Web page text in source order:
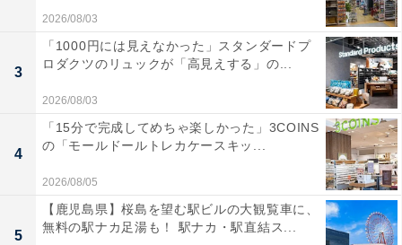
2026/08/03
3
「1000円には見えなかった」スタンダードプ
ロダクツのリュックが「高見えする」の...
2026/08/03
4
「15分で完成してめちゃ楽しかった」3COINS
の「モールドールトレカケースキッ...
2026/08/05
5
【鹿児島県】桜島を望む駅ビルの大観覧車に、
無料の駅ナカ足湯も！ 駅ナカ・駅直結ス...